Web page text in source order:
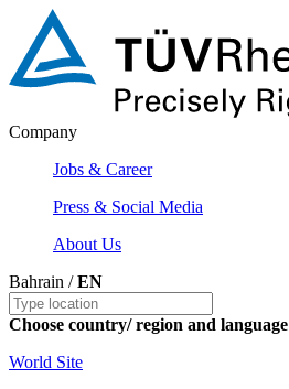
Company
Jobs & Career
Press & Social Media
About Us
Bahrain /EN
Choose country/ region and language
World Site